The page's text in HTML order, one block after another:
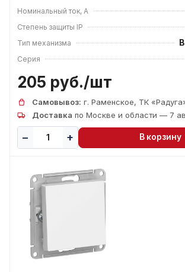
Номинальный ток, А
Степень защиты IP
Тип механизма
Серия
205 руб./шт
Самовывоз: г. Раменское, ТК
Доставка по Москве и области — 7
В корзину